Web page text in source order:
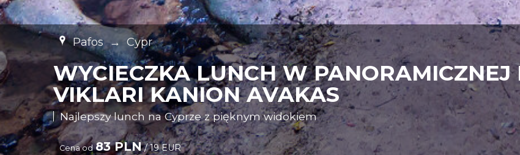
Pafos → Cypr
WYCIECZKA LUNCH W PANORAMICZNEJ
VIKLARI KANION AVAKAS
Najlepszy lunch na Cyprze z pięknym widokiem
Cena od 83 PLN/ 19 EUR